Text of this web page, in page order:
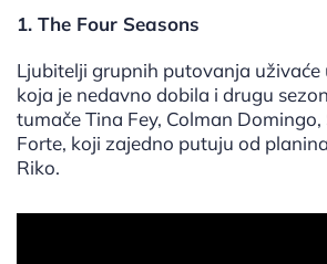
1. The Four Seasons
Ljubitelji grupnih putovanja uživaće
koja je nedavno dobila i drugu
tumače Tina Fey, Colman
Forte, koji zajedno putuju od
Riko.